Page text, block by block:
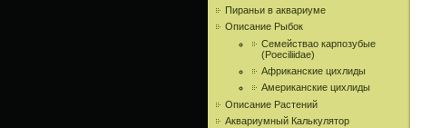
Пираньи в аквариуме
Описание Рыбок
Семействао карпозубые
(Poeciliidae)
Африканские цихлиды
Американские цихлиды
Описание Растений
Аквариумный Калькулятор